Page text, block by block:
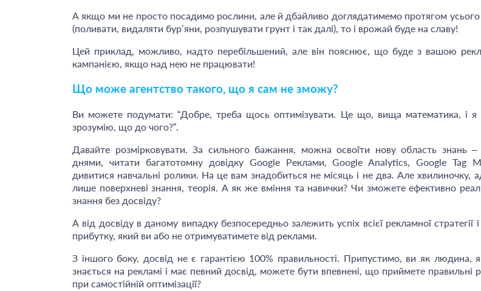
А якщо ми не просто посадимо рослини, але й дбайливо доглядатимемо протягом усього
(поливати, видаляти бур’яни, розпушувати грунт і так далі), то і врожай буде на славу!
Цей приклад, можливо, надто перебільшений, але він пояснює, що буде з вашою
кампанією, якщо над нею не працювати!
Що може агентство такого, що я сам не зможу?
Ви можете подумати: “Добре, треба щось оптимізувати. Це що, вища математика, і я
зрозумію, що до чого?”.
Давайте розмірковувати. За сильного бажання, можна освоїти нову область знань –
днями, читати багатотомну довідку Google Реклами, Google Analytics, Google Tag
дивитися навчальні ролики. На це вам знадобиться не місяць і не два. Але хвилиночку,
лише поверхневі знання, теорія. А як же вміння та навички? Чи зможете ефективно
знання без досвіду?
А від досвіду в даному випадку безпосередньо залежить успіх всієї рекламної стратегії
прибутку, який ви або не отримуватимете від реклами.
З іншого боку, досвід не є гарантією 100% правильності. Припустимо, ви як людина,
знається на рекламі і має певний досвід, можете бути впевнені, що приймете правильні
при самостійній оптимізації?